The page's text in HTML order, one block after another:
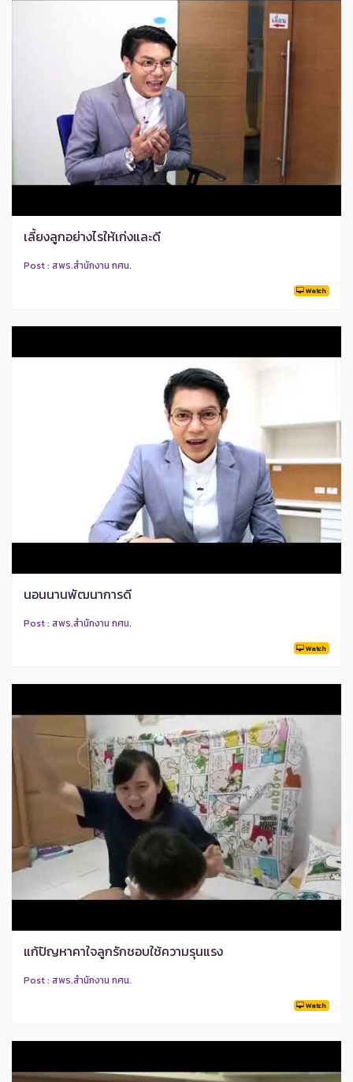
เลี้ยงลูกอย่างไรให้เก่งและดี
Post : สพร.สำนักงาน กศน.
Watch
นอนนานพัฒนาการดี
Post : สพร.สำนักงาน กศน.
Watch
แก้ปัญหาคาใจลูกรักชอบใช้ความรุนแรง
Post : สพร.สำนักงาน กศน.
Watch